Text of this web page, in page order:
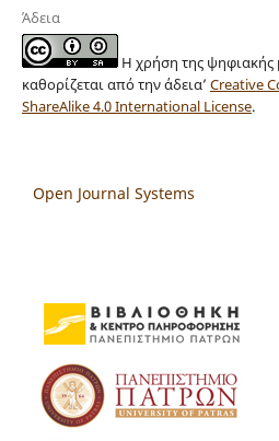
Άδεια
Η χρήση της ψηφιακής
καθορίζεται από την άδεια’ Creative
ShareAlike 4.0 International License.
Open Journal Systems